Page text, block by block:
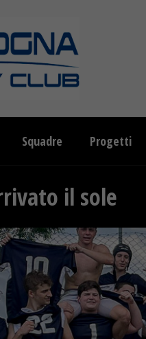
Squadre Progetti
il sole